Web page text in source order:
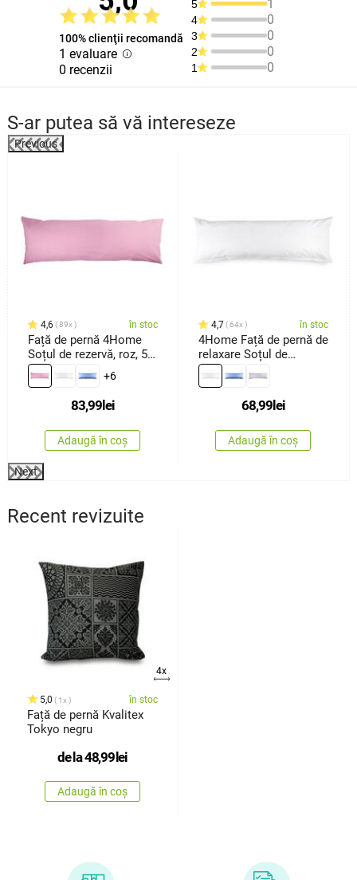
100% clienţii recomandă
1 evaluare
0 recenzii
5 1
4 0
3 0
2 0
1 0
S-ar putea să vă intereseze
Previous
4,6 89x în stoc
Față de pernă 4Home
Soțul de rezervă, roz, 50
x 150 cm
+6
83,99 lei
Adaugă în coș
4,7 64x în stoc
4Home Față de pernă de
relaxare Soțul de
rezervă albă, 45 x 120
cm
68,99 lei
Adaugă în coș
Next
Recent revizuite
4x
5,0 1x în stoc
Față de pernă Kvalitex
Tokyo negru
de la48,99lei
Adaugă în coș